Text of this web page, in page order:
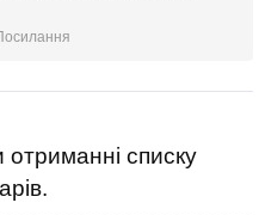
списку